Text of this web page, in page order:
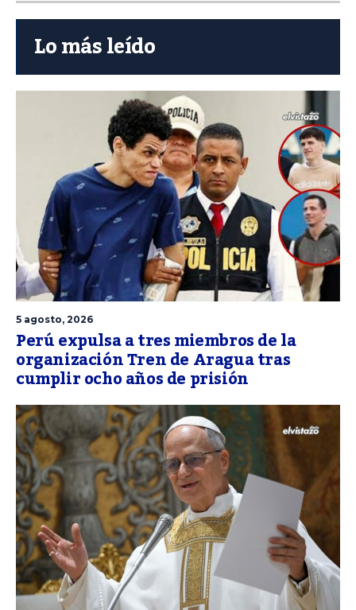
Lo más leído
5 agosto, 2026
Perú expulsa a tres miembros de la
organización Tren de Aragua tras
cumplir ocho años de prisión